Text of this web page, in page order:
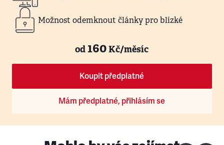
Možnost odemknout články pro blízké
od160Kč/měsíc
Koupit předplatné
Mám předplatné, přihlásím se